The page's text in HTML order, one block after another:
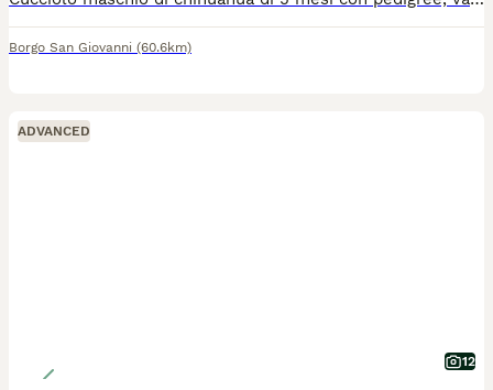
Borgo San Giovanni (60.6km)
ADVANCED
12